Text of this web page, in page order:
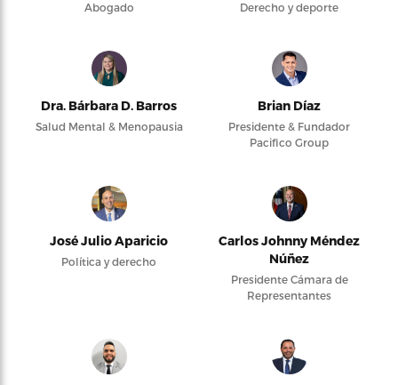
Abogado Derecho y deporte
Dra. Bárbara D. Barros
Salud Mental & Menopausia
Brian Díaz
Presidente & Fundador
Pacifico Group
José Julio Aparicio
Política y derecho
Carlos Johnny Méndez
Núñez
Presidente Cámara de
Representantes